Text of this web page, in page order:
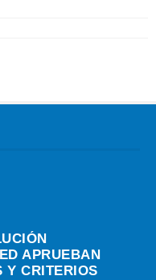
APRUEBAN
Y CRITERIOS